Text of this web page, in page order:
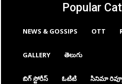
Popular
NEWS & GOSSIPS OTT
GALLERY తెలుగు
బిగ్ స్టోరీస్ ఓటిటి సినిమా